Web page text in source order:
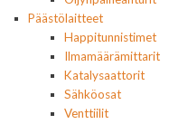
Päästölaitteet
Happitunnistimet
Ilmamäärämittarit
Katalysaattorit
Sähköosat
Venttiilit